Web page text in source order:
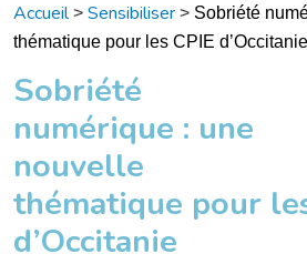
Accueil > Sensibiliser > Sobriété
thématique pour les CPIE d’Occitanie
Sobriété
numérique : une
nouvelle
thématique pour
d’Occitanie